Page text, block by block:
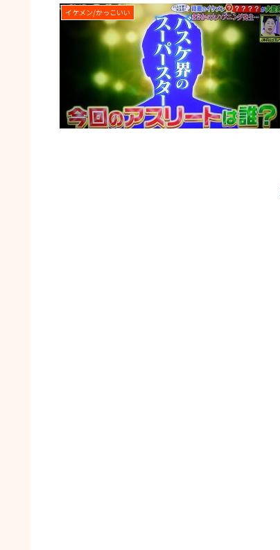
イケメン/かっこいい